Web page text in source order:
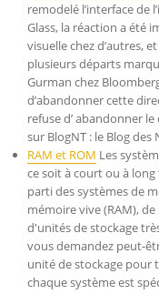
remodelé l’interface de
Glass, la réaction a été
visuelle chez d’autres,
plusieurs départs
Gurman chez
d’abandonner cette
refuse d’ abandonner
sur BlogNT : le Blog des
RAM et ROM Les
ce soit à court ou à
parti des systèmes de
mémoire vive (RAM),
d'unités de stockage
vous demandez peut-
unité de stockage pour
chaque système est